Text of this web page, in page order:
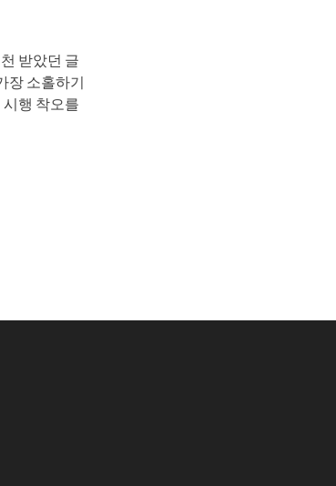
받았던 글
장 소홀하기
행 착오를